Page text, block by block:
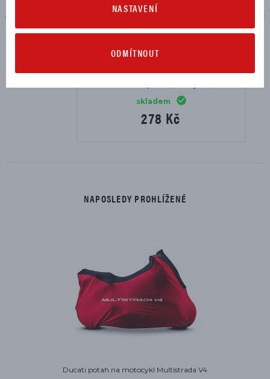
skladem
278 Kč
NAPOSLEDY PROHLÍŽENÉ
Ducati potah na motocykl Multistrada V4
NASTAVENÍ
ODMÍTNOUT